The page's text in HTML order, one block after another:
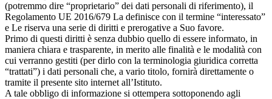
(potremmo dire “proprietario” dei dati personali di riferimento), il
Regolamento UE 2016/679 La definisce con il termine “interessato”
e Le riserva una serie di diritti e prerogative a Suo favore.
Primo di questi diritti è senza dubbio quello di essere informato, in
maniera chiara e trasparente, in merito alle finalità e le modalità con
cui verranno gestiti (per dirlo con la terminologia giuridica corretta
“trattati”) i dati personali che, a vario titolo, fornirà direttamente o
tramite il presente sito internet all’Istituto.
A tale obbligo di informazione si ottempera sottoponendo agli